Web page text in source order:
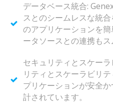
データベース統合:
スとのシームレスな統
のアプリケーションを
ータソースとの連携もス
セキュリティとスケー
リティとスケーラビリ
プリケーションが安全
計されています。